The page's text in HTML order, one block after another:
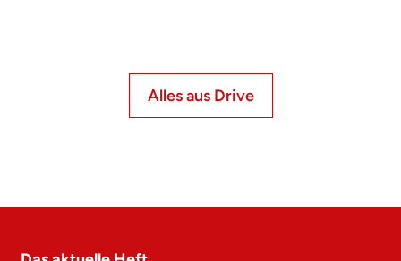
Alles aus Drive